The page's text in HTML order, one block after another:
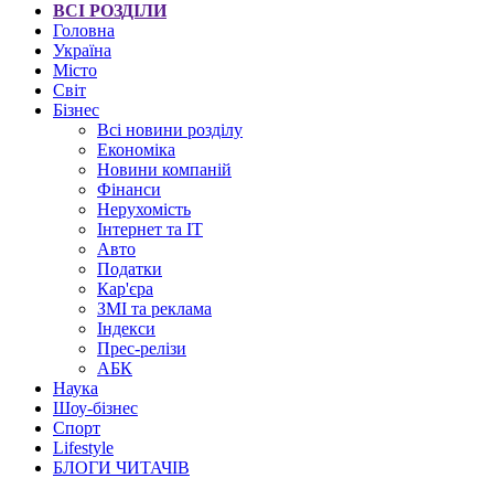
ВСІ РОЗДІЛИ
Головна
Україна
Місто
Світ
Бізнес
Всі новини розділу
Економіка
Новини компаній
Фінанси
Нерухомість
Інтернет та IT
Авто
Податки
Кар'єра
ЗМІ та реклама
Індекси
Прес-релізи
АБК
Наука
Шоу-бізнес
Спорт
Lifestyle
БЛОГИ ЧИТАЧІВ